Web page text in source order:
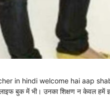
hindi welcome hai aap shabika
बुक में भी। उनका शिक्षण न केवल हमें